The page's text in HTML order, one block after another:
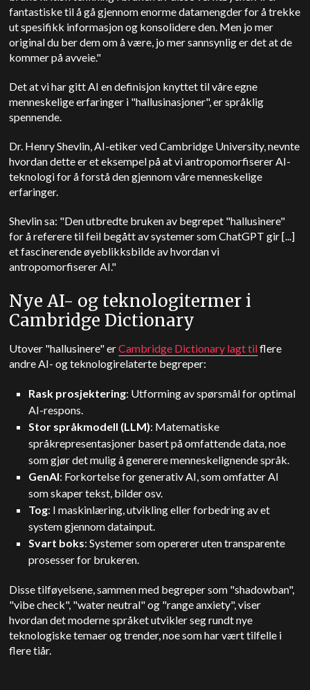
fantastiske til å gå gjennom enorme datamengder for å trekke
ut spesifikk informasjon og konsolidere den. Men jo mer
original du ber dem om å være, jo mer sannsynlig er det at de
kommer på avveie."
Det at vi har gitt AI en definisjon knyttet til våre egne
menneskelige erfaringer i "hallusinasjoner", er språklig
spennende.
Dr. Henry Shevlin, AI-etiker ved Cambridge University, nevnte
hvordan dette er et eksempel på at vi antropomorfiserer AI-
teknologi for å forstå den gjennom våre menneskelige
erfaringer.
Shevlin sa: "Den utbredte bruken av begrepet "hallusinere"
for å referere til feil begått av systemer som ChatGPT gir [...]
et fascinerende øyeblikksbilde av hvordan vi
antropomorfiserer AI."
Nye AI- og teknologitermer i
Cambridge Dictionary
Utover "hallusinere" erCambridge Dictionary lagt tilflere
andre AI- og teknologirelaterte begreper:
Rask prosjektering: Utforming av spørsmål for optimal
AI-respons.
Stor språkmodell (LLM): Matematiske
språkrepresentasjoner basert på omfattende data, noe
som gjør det mulig å generere menneskelignende språk.
GenAI: Forkortelse for generativ AI, som omfatter AI
som skaper tekst, bilder osv.
Tog: I maskinlæring, utvikling eller forbedring av et
system gjennom datainput.
Svart boks: Systemer som opererer uten transparente
prosesser for brukeren.
Disse tilføyelsene, sammen med begreper som "shadowban",
"vibe check", "water neutral" og "range anxiety", viser
hvordan det moderne språket utvikler seg rundt nye
teknologiske temaer og trender, noe som har vært tilfelle i
flere tiår.